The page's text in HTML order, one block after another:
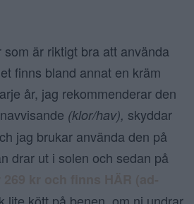
är riktigt bra att använda
finns bland annat en kräm
år, jag rekommenderar den
(klor/hav), skyddar
jag brukar använda den på
drar ut i solen och sedan på